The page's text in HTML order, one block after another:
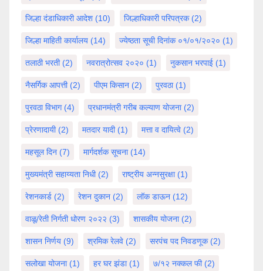
जिल्हा दंडाधिकारी आदेश (10) जिल्हाधिकारी परिपत्रक(2)
जिल्हा माहिती कार्यालय (14) ज्येष्ठता सूची दिनांक ०१/०१/२०२० (1)
तलाठी भरती(2) नवरात्रोत्सव २०२० (1) नुकसान भरपाई (1)
नैसर्गिक आपत्ती(2) पीएम किसान (2) पुरवठा(1)
पुरवठा विभाग(4) प्रधानमंत्री गरीब कल्याण योजना(2)
प्रेरणादायी(2) मतदार यादी(1) मत्ता व दायित्वे (2)
महसूल दिन (7) मार्गदर्शक सूचना(14)
मुख्यमंत्री सहाय्यता निधी(2) राष्ट्रीय अन्नसुरक्षा(1)
रेशनकार्ड (2) रेशन दुकान (2) लॉक डाऊन (12)
वाळू/रेती निर्गती धोरण २०२२ (3) शासकीय योजना(2)
शासन निर्णय (9) श्रमिक रेलवे (2) सरपंच पद निवडणूक(2)
सलोखा योजना(1) हर घर झंडा(1) ७/१२ नक्कल फी(2)